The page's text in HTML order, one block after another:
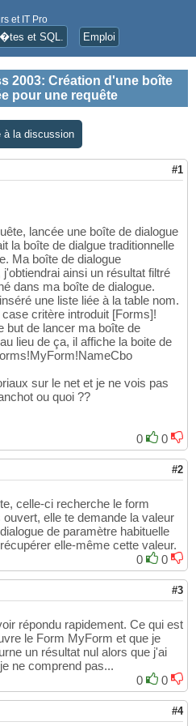
et IT Pro
et SQL. Emploi
2003: Création d'une boîte
pour une requête
à la discussion
#1
lancée une boîte de dialogue
la boîte de dialgue traditionnelle
Ma boîte de dialogue
ainsi un résultat filtré
dans ma boîte de dialogue.
une liste liée à la table nom.
critère introduit [Forms]!
but de lancer ma boîte de
lieu de ça, il affiche la boite de
sur le net et je ne vois pas
ou quoi ??
0
0
#2
celle-ci recherche le form
elle te demande la valeur
de paramètre habituelle
elle-même cette valeur.
0
0
#3
répondu rapidement. Ce qui est
le Form MyForm et que je
un résultat nul alors que j'ai
ne comprend pas...
0
0
#4